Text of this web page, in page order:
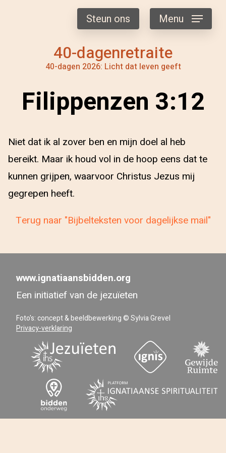
40-dagenretraite
40-dagen 2026: Licht dat leven geeft
Steun ons Menu
Filippenzen 3:12
Niet dat ik al zover ben en mijn doel al heb
bereikt. Maar ik houd vol in de hoop eens dat te
kunnen grijpen, waarvoor Christus Jezus mij
gegrepen heeft.
Terug naar "Bijbelteksten voor dagelijkse mail"
www.ignatiaansbidden.org
Een initiatief van de jezuïeten
Foto's: concept & beeldbewerking © Sylvia Grevel
Privacy-verklaring